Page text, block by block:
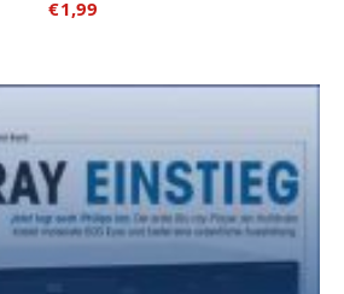
€1,99